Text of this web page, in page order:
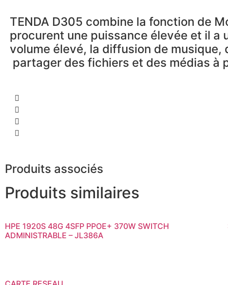
TENDA D305 combine la fonction de
procurent une puissance élevée et il
volume élevé, la diffusion de musique,
partager des fichiers et des médias à
Produits associés
Produits similaires
HPE 1920S 48G 4SFP PPOE+ 370W SWITCH
ADMINISTRABLE – JL386A